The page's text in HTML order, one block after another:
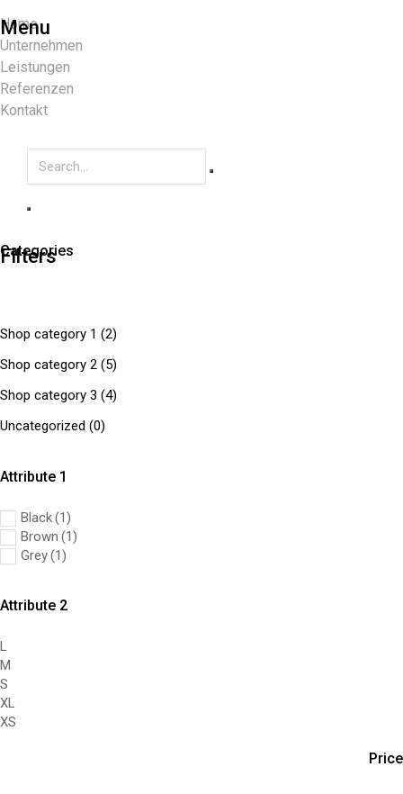
Menu
Home
Unternehmen
Leistungen
Referenzen
Kontakt
Filters
Categories
Shop category 1 (2)
Shop category 2 (5)
Shop category 3 (4)
Uncategorized (0)
Attribute 1
Black(1)
Brown (1)
Grey(1)
Attribute 2
L
M
S
XL
XS
Price